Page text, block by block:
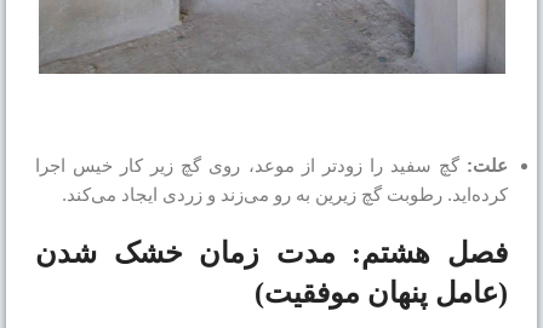
علت: گچ سفید را زودتر از موعد، روی گچ زیر کار خیس اجرا
کرده‌اید. رطوبت گچ زیرین به رو می‌زند و زردی ایجاد می‌کند.
فصل هشتم: مدت زمان خشک شدن
(عامل پنهان موفقیت)